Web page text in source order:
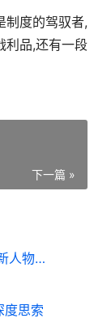
制度的驾驭者,
利品,还有一段
下一篇 »
鸣潮3.5版本新人物有哪些 鸣潮3.5版本新人物概括 潮鸣弦是什么技能
度思索